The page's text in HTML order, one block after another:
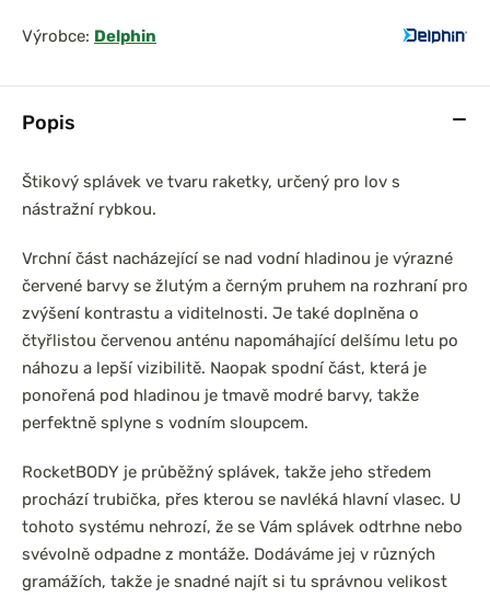
Popis
Štikový splávek ve tvaru raketky, určený pro lov s
nástražní rybkou.
Vrchní část nacházející se nad vodní hladinou je výrazné
červené barvy se žlutým a černým pruhem na rozhraní pro
zvýšení kontrastu a viditelnosti. Je také doplněna o
čtyřlistou červenou anténu napomáhající delšímu letu po
náhozu a lepší vizibilitě. Naopak spodní část, která je
ponořená pod hladinou je tmavě modré barvy, takže
perfektně splyne s vodním sloupcem.
RocketBODY je průběžný splávek, takže jeho středem
prochází trubička, přes kterou se navléká hlavní vlasec. U
tohoto systému nehrozí, že se Vám splávek odtrhne nebo
svévolně odpadne z montáže. Dodáváme jej v různých
gramážích, takže je snadné najít si tu správnou velikost
Výrobce: Delphin